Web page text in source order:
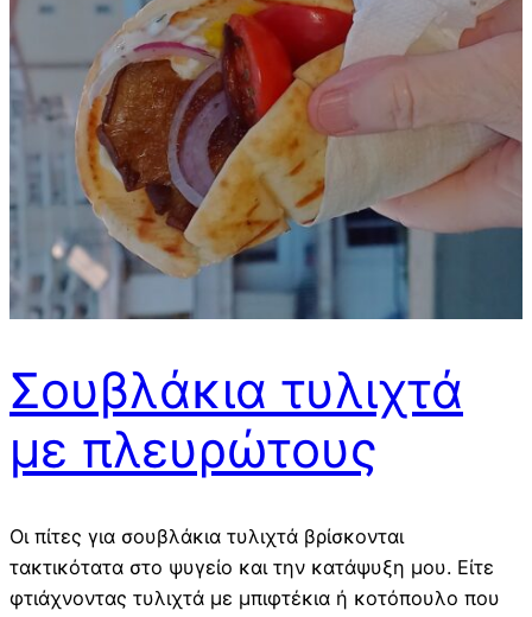
Σουβλάκια τυλιχτά
με πλευρώτους
Οι πίτες για σουβλάκια τυλιχτά βρίσκονται
τακτικότατα στο ψυγείο και την κατάψυξη μου. Είτε
φτιάχνοντας τυλιχτά με μπιφτέκια ή κοτόπουλο που